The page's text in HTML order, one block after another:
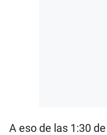
A eso de las 1:30